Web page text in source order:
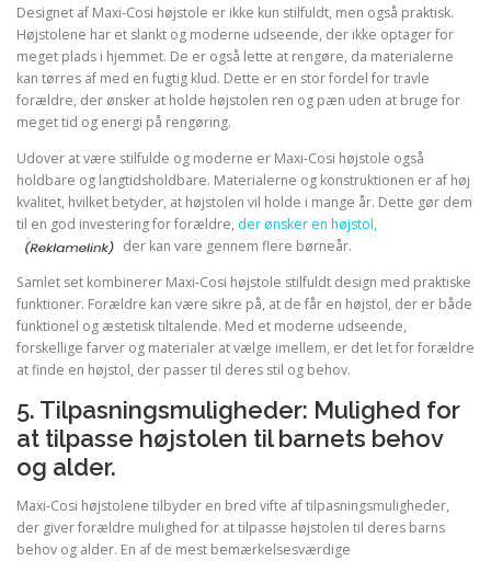
Designet af Maxi-Cosi højstole er ikke kun stilfuldt, men også praktisk.
Højstolene har et slankt og moderne udseende, der ikke optager for
meget plads i hjemmet. De er også lette at rengøre, da materialerne
kan tørres af med en fugtig klud. Dette er en stor fordel for travle
forældre, der ønsker at holde højstolen ren og pæn uden at bruge for
meget tid og energi på rengøring.
Udover at være stilfulde og moderne er Maxi-Cosi højstole også
holdbare og langtidsholdbare. Materialerne og konstruktionen er af høj
kvalitet, hvilket betyder, at højstolen vil holde i mange år. Dette gør dem
til en god investering for forældre, der ønsker en højstol,
der kan vare gennem flere børneår.
Samlet set kombinerer Maxi-Cosi højstole stilfuldt design med praktiske
funktioner. Forældre kan være sikre på, at de får en højstol, der er både
funktionel og æstetisk tiltalende. Med et moderne udseende,
forskellige farver og materialer at vælge imellem, er det let for forældre
at finde en højstol, der passer til deres stil og behov.
5. Tilpasningsmuligheder: Mulighed for
at tilpasse højstolen til barnets behov
og alder.
Maxi-Cosi højstolene tilbyder en bred vifte af tilpasningsmuligheder,
der giver forældre mulighed for at tilpasse højstolen til deres barns
behov og alder. En af de mest bemærkelsesværdige